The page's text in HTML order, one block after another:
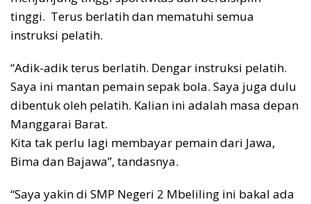
tinggi. Terus berlatih dan mematuhi semua
instruksi pelatih.
“Adik-adik terus berlatih. Dengar instruksi pelatih.
Saya ini mantan pemain sepak bola. Saya juga dulu
dibentuk oleh pelatih. Kalian ini adalah masa depan
Manggarai Barat.
Kita tak perlu lagi membayar pemain dari Jawa,
Bima dan Bajawa”, tandasnya.
“Saya yakin di SMP Negeri 2 Mbeliling ini bakal ada